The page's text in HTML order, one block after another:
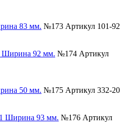
№173 Артикул 101-92
№174 Артикул
№175 Артикул 332-20
№176 Артикул